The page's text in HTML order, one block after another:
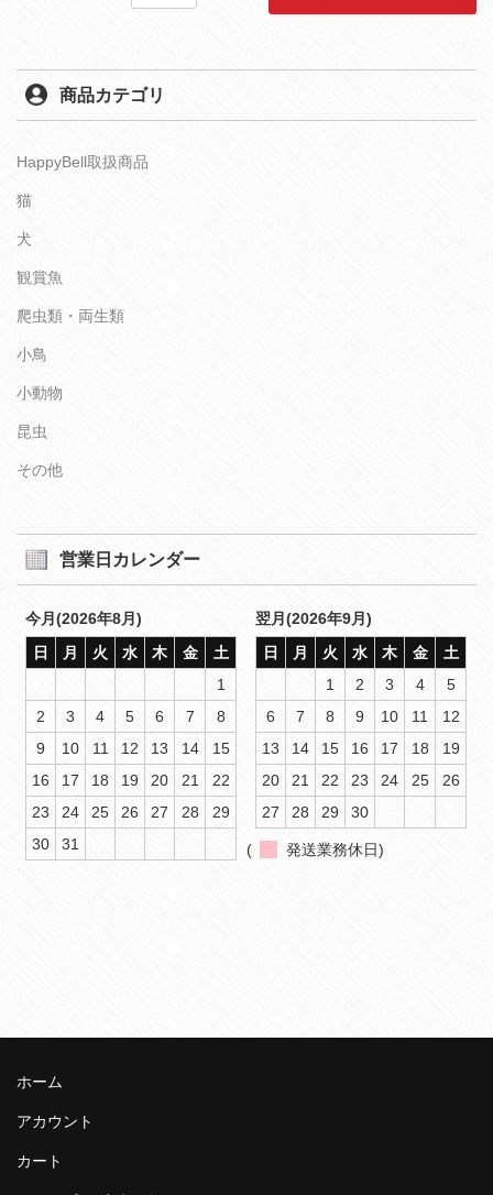
商品カテゴリ
HappyBell取扱商品
猫
犬
観賞魚
爬虫類・両生類
小鳥
小動物
昆虫
その他
営業日カレンダー
今月(2026年8月)
日
月 火 水 木 金
土
1
2
3 4 5 6 7
8
9
10 11 12 13 14
15
16
17 18 19 20 21
22
23
24 25 26 27 28
29
30
31
翌月(2026年9月)
日
月 火 水 木 金
土
1
2 3 4
5
6
7 8 9 10 11
12
13
14 15 16 17 18
19
20
21 22 23 24 25
26
27
28 29 30
( 発送業務休日)
ホーム
アカウント
カート